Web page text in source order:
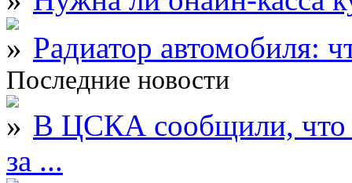
Радиатор автомобиля:
Последние новости
В ЦСКА сообщили, что
за ...